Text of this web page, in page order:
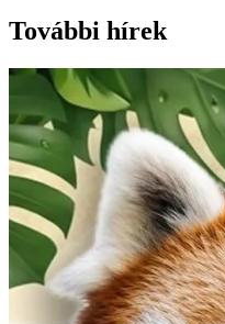
További hírek